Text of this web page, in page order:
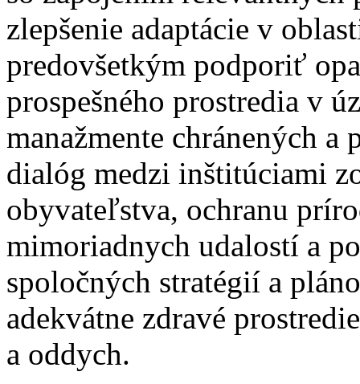
zlepšenie adaptácie v
predovšetkým podporiť
prospešného prostredia v
manažmente chránených
dialóg medzi inštitúciami
obyvateľstva, ochranu
mimoriadnych udalostí a
spoločných stratégií a
adekvátne zdravé
a oddych.